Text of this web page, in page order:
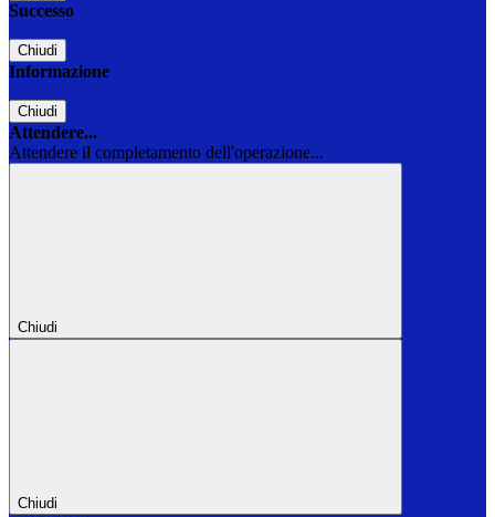
Successo
Chiudi
Informazione
Chiudi
Attendere...
Attendere il completamento dell'operazione...
Chiudi
Chiudi